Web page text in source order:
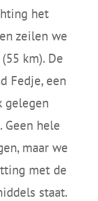
het
zeilen we
km). De
Fedje, een
gelegen
Geen hele
maar we
met de
staat.